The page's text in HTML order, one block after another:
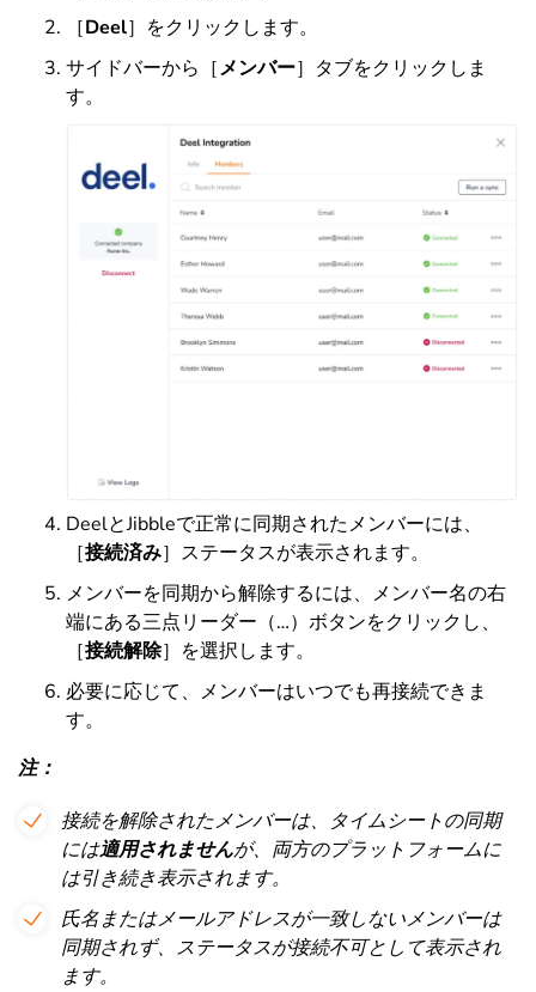
［Deel］をクリックします。
サイドバーから［メンバー］タブをクリックしま
す。
DeelとJibbleで正常に同期されたメンバーには、
［接続済み］ステータスが表示されます。
メンバーを同期から解除するには、メンバー名の右
端にある三点リーダー（…）ボタンをクリックし、
［接続解除］を選択します。
必要に応じて、メンバーはいつでも再接続できま
す。
注：
接続を解除されたメンバーは、タイムシートの同期
には適用されませんが、両方のプラットフォームに
は引き続き表示されます。
氏名またはメールアドレスが一致しないメンバーは
同期されず、ステータスが接続不可として表示され
ます。